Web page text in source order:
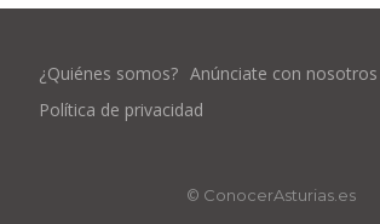
¿Quiénes somos? Anúnciate con nosotros
Política de privacidad
© ConocerAsturias.es